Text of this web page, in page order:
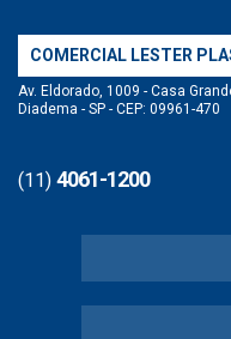
COMERCIAL LESTER
Av. Eldorado, 1009 - Casa
Diadema - SP - CEP: 09961-470
(11) 4061-1200